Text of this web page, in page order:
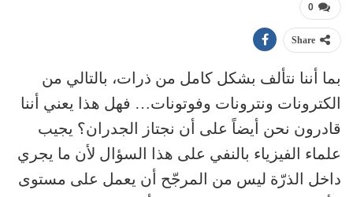
0
Share
بما أننا نتألف بشكل كامل من ذرات، بالتالي من
الكترونات ونترونات وفوتونات… فهل هذا يعني أننا
قادرون نحن أيضاً على أن نجتاز الجدران؟ يجيب
علماء الفيزياء بالنفي على هذا السؤال لأن ما يجري
داخل الذرّة ليس من المرجّح أن يعمل على مستوى